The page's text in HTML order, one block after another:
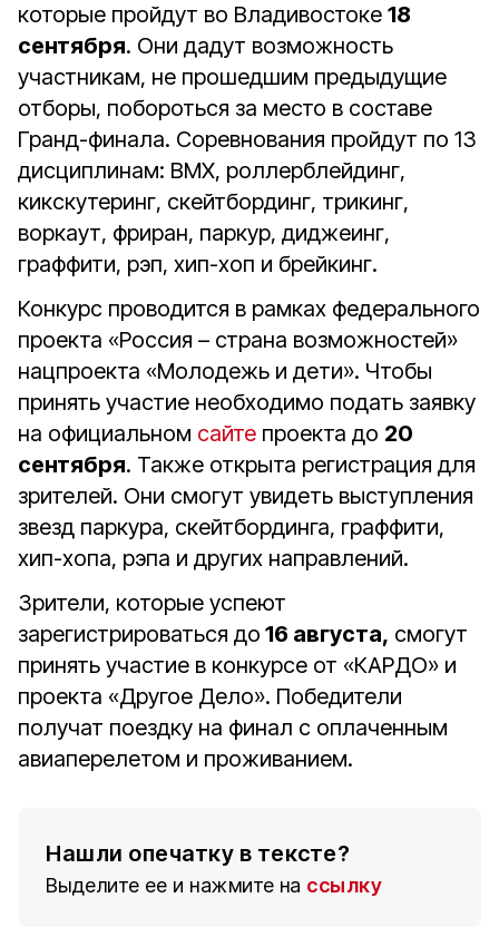
которые пройдут во Владивостоке 18
сентября. Они дадут возможность
участникам, не прошедшим предыдущие
отборы, побороться за место в составе
Гранд-финала. Соревнования пройдут по 13
дисциплинам: BMX, роллерблейдинг,
кикскутеринг, скейтбординг, трикинг,
воркаут, фриран, паркур, диджеинг,
граффити, рэп, хип-хоп и брейкинг.
Конкурс проводится в рамках федерального
проекта «Россия – страна возможностей»
нацпроекта «Молодежь и дети». Чтобы
принять участие необходимо подать заявку
на официальном сайте проекта до 20
сентября. Также открыта регистрация для
зрителей. Они смогут увидеть выступления
звезд паркура, скейтбординга, граффити,
хип-хопа, рэпа и других направлений.
Зрители, которые успеют
зарегистрироваться до 16 августа, смогут
принять участие в конкурсе от «КАРДО» и
проекта «Другое Дело». Победители
получат поездку на финал с оплаченным
авиаперелетом и проживанием.
Нашли опечатку в тексте?
Выделите ее и нажмите на ссылку